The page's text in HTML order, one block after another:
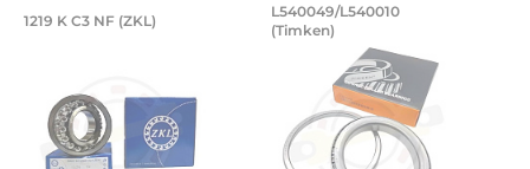
Подшипник 95х170х32 мм, шариковый
Подшипник 95х170х32 мм, шариковый двухрядный,
1219 K C3 NF (ZKL) Подшипник
Подшипник
L540049/L540010
(Timken)